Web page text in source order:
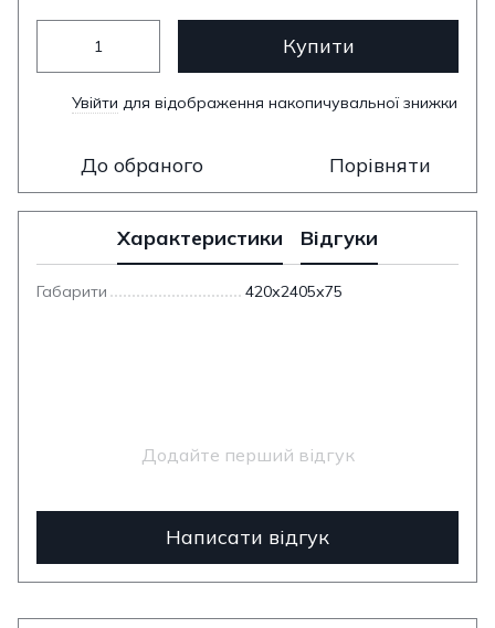
Купити
Увійти для відображення накопичувальної знижки
До обраного Порівняти
Характеристики Відгуки
Габарити 420х2405х75
Додайте перший відгук
Написати відгук